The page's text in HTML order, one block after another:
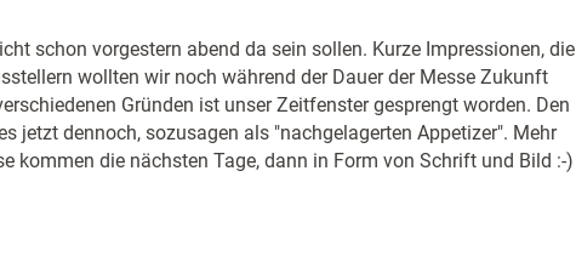
schon vorgestern abend da sein sollen. Kurze Impressionen, die
wollten wir noch während der Dauer der Messe Zukunft
Gründen ist unser Zeitfenster gesprengt worden. Den
jetzt dennoch, sozusagen als "nachgelagerten Appetizer". Mehr
kommen die nächsten Tage, dann in Form von Schrift und Bild :-)